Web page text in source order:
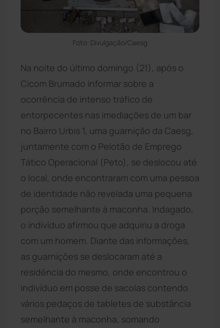
Foto: Divulgação/Caesg
Na noite do último domingo (21), após o
Cicom Brumado informar sobre a
ocorrência de intenso tráfico de
entorpecentes nas imediações de um bar
no Bairro Urbis 1, uma guarnição da Caesg,
juntamente com o Pelotão de Emprego
Tático Operacional (Peto), se deslocou até
o local, onde encontraram com uma pessoa
de identidade não revelada uma pequena
porção semelhante à maconha. Indagado,
o indivíduo afirmou que adquiriu a droga
com um homem. Diante das informações,
as guarnições se deslocaram até a
residência do mesmo, onde encontrou o
indivíduo em posse de sacolas contendo
vários pedaços de tabletes de substância
semelhante à maconha, somando